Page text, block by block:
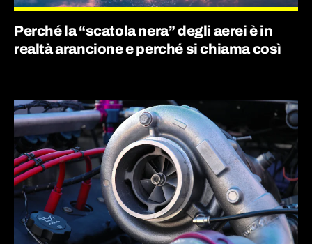
Perché la “scatola nera” degli aerei è in
realtà arancione e perché si chiama così